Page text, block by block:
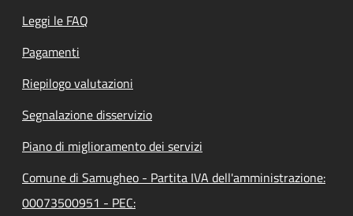
Leggi le FAQ
Pagamenti
Riepilogo valutazioni
Segnalazione disservizio
Piano di miglioramento dei servizi
Comune di Samugheo - Partita IVA dell'amministrazione:
00073500951 - PEC: